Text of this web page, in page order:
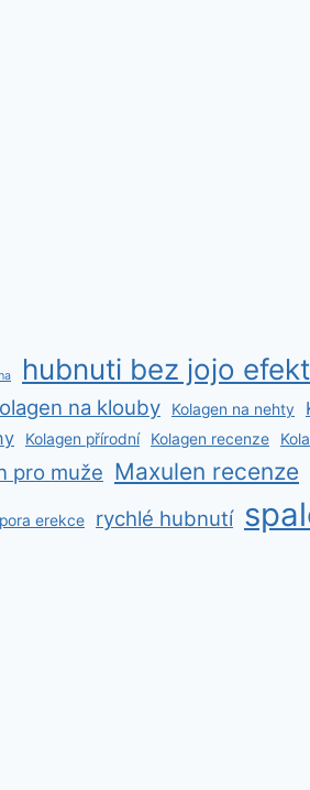
hubnuti bez jojo
na klouby Kolagen na nehty
Kolagen přírodní Kolagen recenze
pro muže Maxulen recenze
erekce rychlé hubnutí